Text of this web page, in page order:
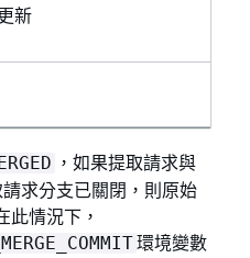
新
，如果提取請求與
求分支已關閉，則原始
此情況下，
環境變數